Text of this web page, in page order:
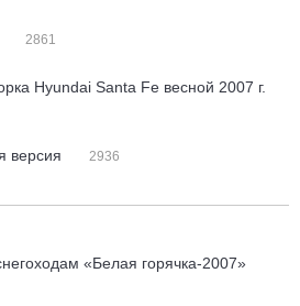
2861
Hyundai Santa Fe весной 2007 г.
версия 2936
«Белая горячка-2007»